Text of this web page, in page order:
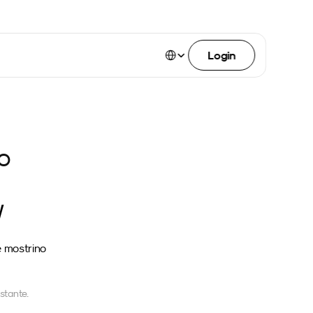
mostrino
Select Language
Login